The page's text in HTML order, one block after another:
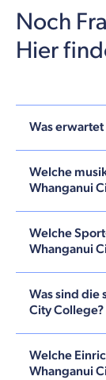
Noch
Hier
Was
Welche
Whanganui
Welche
Whanganui
Was sind die
City College?
Welche
Whanganui